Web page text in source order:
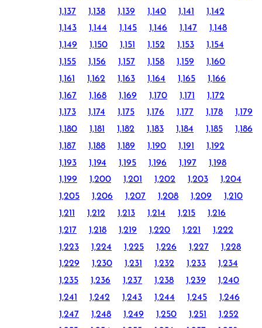
1,137
1,138 1,139 1,140 1,141
1,142
1,143
1,144 1,145 1,146 1,147
1,148
1,149
1,150 1,151 1,152 1,153
1,154
1,155
1,156 1,157 1,158 1,159
1,160
1,161
1,162 1,163 1,164 1,165
1,166
1,167
1,168 1,169 1,170 1,171
1,172
1,173
1,174 1,175 1,176 1,177 1,178
1,179
1,180
1,181 1,182 1,183 1,184 1,185
1,186
1,187
1,188 1,189 1,190 1,191
1,192
1,193
1,194 1,195 1,196 1,197
1,198
1,199
1,200 1,201 1,202 1,203
1,204
1,205
1,206 1,207 1,208 1,209
1,210
1,211
1,212 1,213 1,214 1,215
1,216
1,217
1,218 1,219 1,220 1,221
1,222
1,223
1,224 1,225 1,226 1,227
1,228
1,229
1,230 1,231 1,232 1,233
1,234
1,235
1,236 1,237 1,238 1,239
1,240
1,241
1,242 1,243 1,244 1,245
1,246
1,247
1,248 1,249 1,250 1,251
1,252